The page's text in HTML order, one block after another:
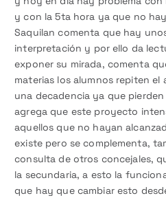
y con la 5ta hora ya que no
Saquilan comenta que hay
interpretación y por ello da
exponer su mirada, comenta
materias los alumnos repiten
una decadencia ya que
agrega que este proyecto
aquellos que no hayan
existe pero se complementa,
consulta de otros concejales,
la secundaria, a esto la
que hay que cambiar esto